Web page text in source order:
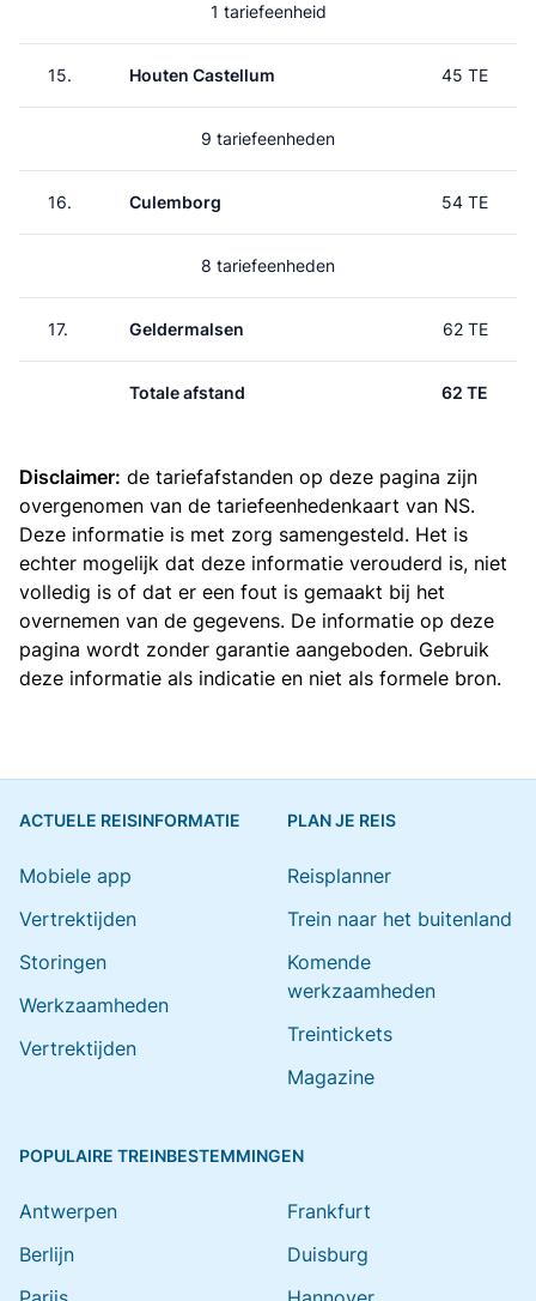
1 tariefeenheid
15. Houten Castellum 45 TE
9 tariefeenheden
16. Culemborg 54 TE
8 tariefeenheden
17. Geldermalsen 62 TE
Totale afstand 62 TE
Disclaimer: de tariefafstanden op deze pagina zijn
overgenomen van de tariefeenhedenkaart van NS.
Deze informatie is met zorg samengesteld. Het is
echter mogelijk dat deze informatie verouderd is, niet
volledig is of dat er een fout is gemaakt bij het
overnemen van de gegevens. De informatie op deze
pagina wordt zonder garantie aangeboden. Gebruik
deze informatie als indicatie en niet als formele bron.
ACTUELE REISINFORMATIE
Mobiele app
Vertrektijden
Storingen
Werkzaamheden
Vertrektijden
PLAN JE REIS
Reisplanner
Trein naar het buitenland
Komende
werkzaamheden
Treintickets
Magazine
POPULAIRE TREINBESTEMMINGEN
Antwerpen
Berlijn
Frankfurt
Duisburg